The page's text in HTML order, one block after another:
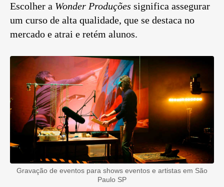
Escolher a Wonder Produções significa assegurar
um curso de alta qualidade, que se destaca no
mercado e atrai e retém alunos.
Gravação de eventos para shows eventos e artistas em São
Paulo SP